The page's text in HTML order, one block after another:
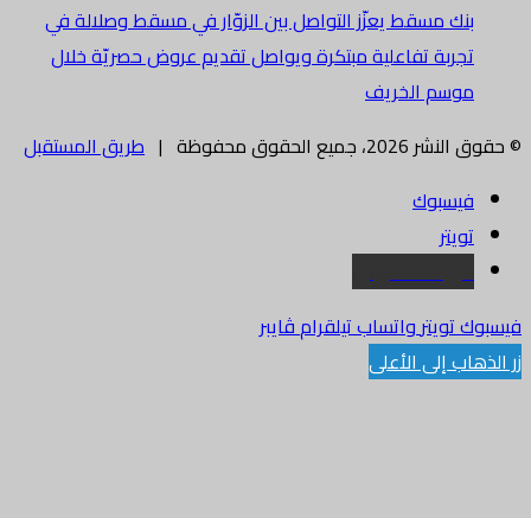
بنك مسقط يعزّز التواصل بين الزوّار في مسقط وصلالة في
تجربة تفاعلية مبتكرة ويواصل تقديم عروض حصريّة خلال
موسم الخريف
© حقوق النشر 2026، جميع الحقوق محفوظة |
طريق المستقبل
فيسبوك
تويتر
البريد الالكتروني
فيسبوكتويتر واتسابتيلقرامڤايبر
زر الذهاب إلى الأعلى